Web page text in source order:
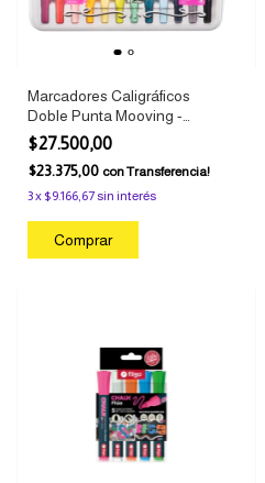
Marcadores Caligráficos
Doble Punta Mooving -
Caligraphy Brush x12
$27.500,00
$23.375,00 conTransferencia!
3x $9.166,67sin interés